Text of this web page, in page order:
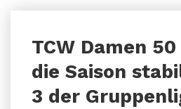
TCW Damen
die Saison
3 der